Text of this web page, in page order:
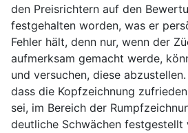
den Preisrichtern auf den
festgehalten worden, was er
Fehler hält, denn nur, wenn der
aufmerksam gemacht werde,
und versuchen, diese
dass die Kopfzeichnung
sei, im Bereich der
deutliche Schwächen festgestellt